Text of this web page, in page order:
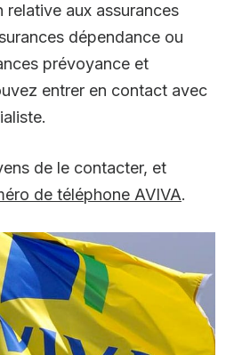
relative aux assurances
dépendance ou
prévoyance et
entrer en contact avec
de le contacter, et
de téléphone AVIVA.